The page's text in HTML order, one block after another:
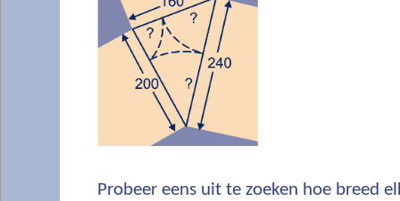
Probeer eens uit te zoeken hoe breed